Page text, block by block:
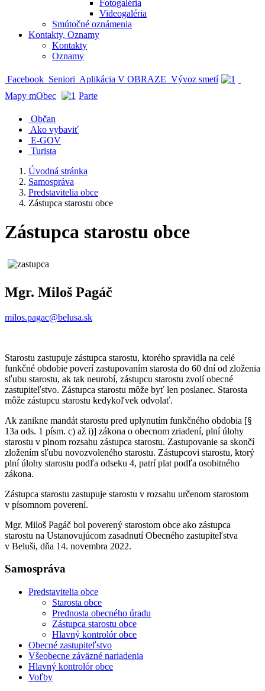
Fotogaléria
Videogaléria
Smútočné oznámenia
Kontakty, Oznamy
Kontakty
Oznamy
Facebook Seniori Aplikácia V OBRAZE Vývoz smetí
Mapy mObec
Parte
Občan
Ako vybaviť
E-GOV
Turista
Úvodná stránka
Samospráva
Predstavitelia obce
Zástupca starostu obce
Zástupca starostu obce
Mgr. Miloš Pagáč
milos.pagac@belusa.sk
Starostu zastupuje zástupca starostu, ktorého spravidla na celé
funkčné obdobie poverí zastupovaním starosta do 60 dní od zloženia
sľubu starostu, ak tak neurobí, zástupcu starostu zvolí obecné
zastupiteľstvo. Zástupca starostu môže byť len poslanec. Starosta
môže zástupcu starostu kedykoľvek odvolať.
Ak zanikne mandát starostu pred uplynutím funkčného obdobia [§
13a ods. 1 písm. c) až i)] zákona o obecnom zriadení, plní úlohy
starostu v plnom rozsahu zástupca starostu. Zastupovanie sa skončí
zložením sľubu novozvoleného starostu. Zástupcovi starostu, ktorý
plní úlohy starostu podľa odseku 4, patrí plat podľa osobitného
zákona.
Zástupca starostu zastupuje starostu v rozsahu určenom starostom
v písomnom poverení.
Mgr. Miloš Pagáč bol poverený starostom obce ako zástupca
starostu na Ustanovujúcom zasadnutí Obecného zastupiteľstva
v Beluši, dňa 14. novembra 2022.
Samospráva
Predstavitelia obce
Starosta obce
Prednosta obecného úradu
Zástupca starostu obce
Hlavný kontrolór obce
Obecné zastupiteľstvo
Všeobecne záväzné nariadenia
Hlavný kontrolór obce
Voľby